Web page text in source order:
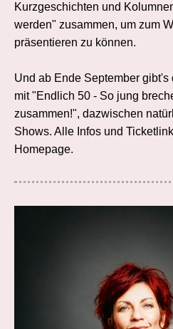
Kurzgeschichten und
werden" zusammen, um zum
präsentieren zu können.
Und ab Ende September
mit "Endlich 50 - So jung
zusammen!", dazwischen
Shows. Alle Infos und
Homepage.